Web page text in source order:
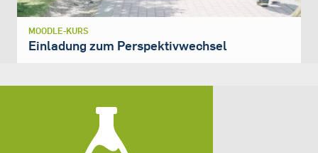
MOODLE-KURS
Einladung zum Perspektivwechsel